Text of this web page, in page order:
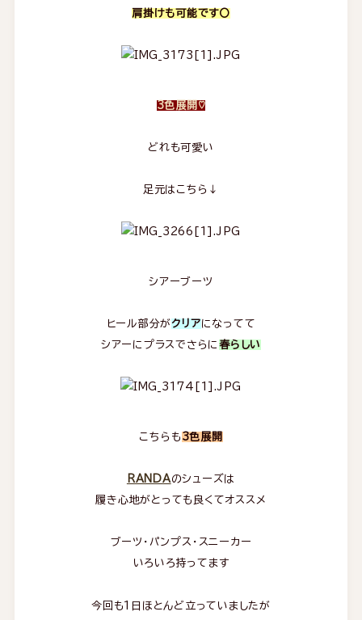
肩掛けも可能です〇
3色展開♡
どれも可愛い
足元はこちら↓
シアーブーツ
ヒール部分がクリアになってて
シアーにプラスでさらに春らしい
こちらも 3色展開
RANDAのシューズは
履き心地がとっても良くてオススメ
ブーツ・パンプス・スニーカー
いろいろ持ってます
今回も1日ほとんど立っていましたが